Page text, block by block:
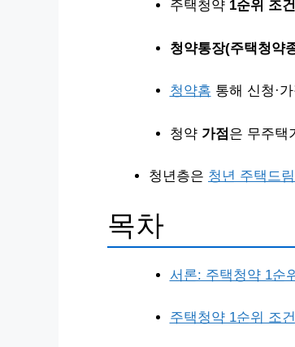
주택청약 1순위 조건
청약통장(주택청약
청약홈 통해 신청·
청약 가점은 무주택
청년층은 청년 주택드
목차
서론: 주택청약 1순
주택청약 1순위 조